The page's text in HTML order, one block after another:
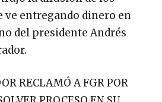
ve entregando dinero en
del presidente Andrés
RECLAMÓ A FGR POR
PROCESO EN SU